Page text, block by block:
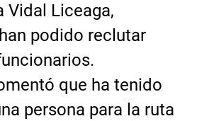
Vidal Liceaga,
podido reclutar
que ha tenido
persona para la ruta